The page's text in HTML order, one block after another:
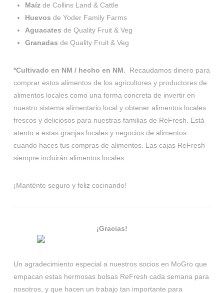
Maíz de Collins Land & Cattle
Huevos de Yoder Family Farms
Aguacates de Quality Fruit & Veg
Granadas de Quality Fruit & Veg
*Cultivado en NM / hecho en NM. Recaudamos dinero para
comprar estos alimentos de los agricultores y productores de
alimentos locales como una forma concreta de invertir en
nuestro sistema alimentario local y obtener alimentos locales
frescos y deliciosos para nuestras familias de ReFresh. Está
atento a estas granjas locales y negocios de alimentos
cuando haces tus compras de alimentos. Las cajas ReFresh
siempre incluirán alimentos locales.
¡Manténte seguro y feliz cocinando!
¡Gracias!
Un agradecimiento especial a nuestros socios en MoGro que
empacan estas hermosas bolsas ReFresh cada semana para
nosotros, y que hacen un trabajo tan importante para